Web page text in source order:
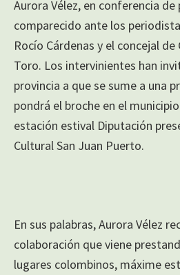
Aurora Vélez, en conferencia de
comparecido ante los
Rocío Cárdenas y el concejal
Toro. Los intervinientes han
provincia a que se sume a una
pondrá el broche en el
estación estival Diputación
Cultural San Juan Puerto.
En sus palabras, Aurora Vélez
colaboración que viene
lugares colombinos, máxime